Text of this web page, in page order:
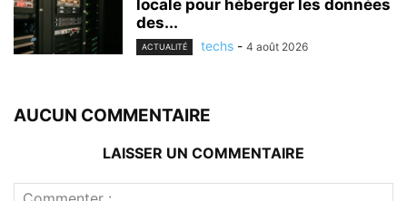
locale pour héberger les données
des...
ACTUALITÉ techs - 4 août 2026
AUCUN COMMENTAIRE
LAISSER UN COMMENTAIRE